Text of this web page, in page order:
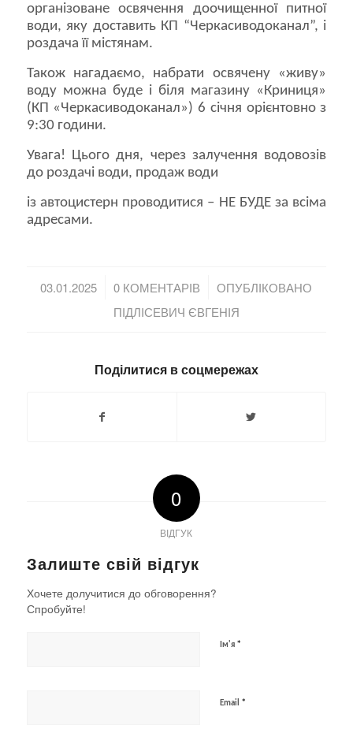
організоване освячення доочищенної питної
води, яку доставить КП “Черкасиводоканал”, і
роздача її містянам.
Також нагадаємо, набрати освячену «живу»
воду можна буде і біля магазину «Криниця»
(КП «Черкасиводоканал») 6 січня орієнтовно з
9:30 години.
Увага! Цього дня, через залучення водовозів
до роздачі води, продаж води
із автоцистерн проводитися – НЕ БУДЕ за всіма
адресами.
03.01.2025
/ 0 КОМЕНТАРІВ
/
ОПУБЛІКОВАНО
ПІДЛІСЕВИЧ ЄВГЕНІЯ
Поділитися в соцмережах
0
ВІДГУК
Залиште свій відгук
Хочете долучитися до обговорення?
Спробуйте!
Ім'я *
Email *